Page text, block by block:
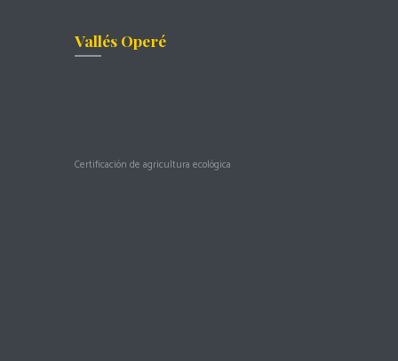
Vallés Operé
Certificación de agricultura ecológica